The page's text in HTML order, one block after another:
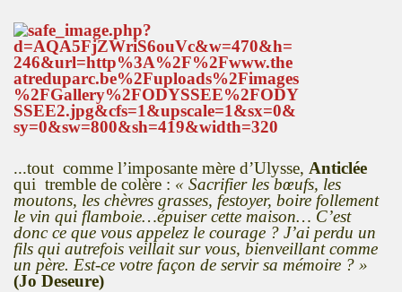
...tout comme l’imposante mère d’Ulysse, Anticlée
qui tremble de colère : « Sacrifier les bœufs, les
moutons, les chèvres grasses, festoyer, boire follement
le vin qui flamboie…épuiser cette maison… C’est
donc ce que vous appelez le courage ? J’ai perdu un
fils qui autrefois veillait sur vous, bienveillant comme
un père. Est-ce votre façon de servir sa mémoire ? »
(Jo Deseure)